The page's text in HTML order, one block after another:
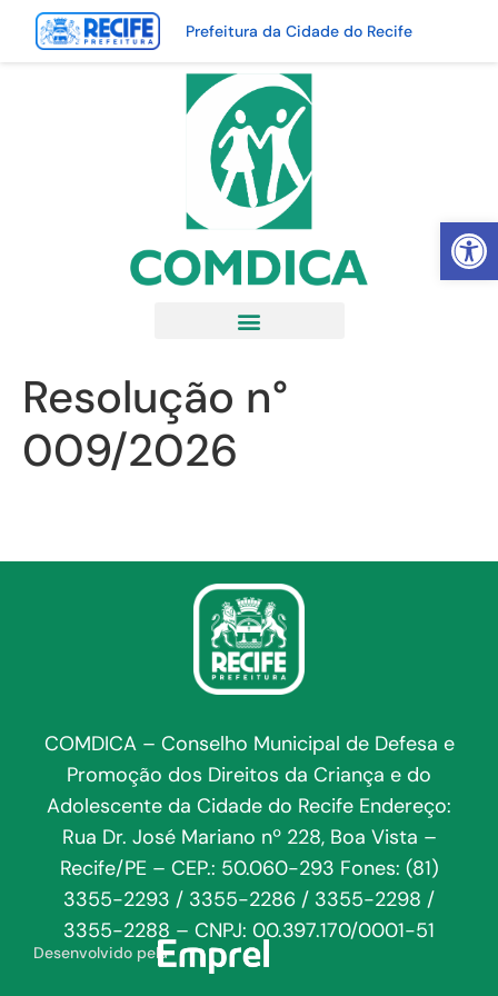
Abrir
Prefeitura da Cidade do Recife
Resolução n°
009/2026
COMDICA – Conselho Municipal de Defesa e
Promoção dos Direitos da Criança e do
Adolescente da Cidade do Recife Endereço:
Rua Dr. José Mariano nº 228, Boa Vista –
Recife/PE – CEP.: 50.060-293 Fones: (81)
3355-2293 / 3355-2286 / 3355-2298 /
3355-2288 – CNPJ: 00.397.170/0001-51
Desenvolvido pela